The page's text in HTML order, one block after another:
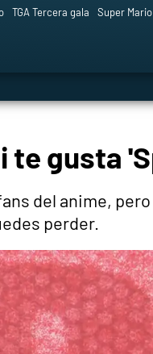
TGA Tercera gala Super
te gusta
del anime,
perder.